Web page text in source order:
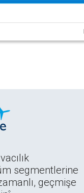
segmentlerine
geçmişe